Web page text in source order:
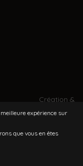
Création &
hébergement
expérience sur
que vous en êtes